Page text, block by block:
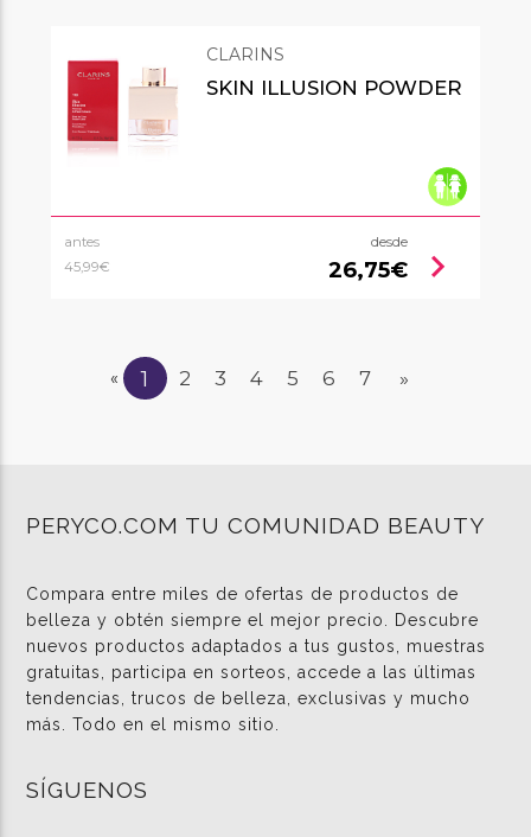
CLARINS
SKIN ILLUSION POWDER
antes
45,99€
desde
26,75€ chevron_right
« 1 2 3 4 5 6 7 »
PERYCO.COM TU COMUNIDAD BEAUTY
Compara entre miles de ofertas de productos de
belleza y obtén siempre el mejor precio. Descubre
nuevos productos adaptados a tus gustos, muestras
gratuitas, participa en sorteos, accede a las últimas
tendencias, trucos de belleza, exclusivas y mucho
más. Todo en el mismo sitio.
SÍGUENOS